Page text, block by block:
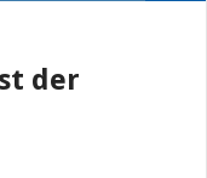
der